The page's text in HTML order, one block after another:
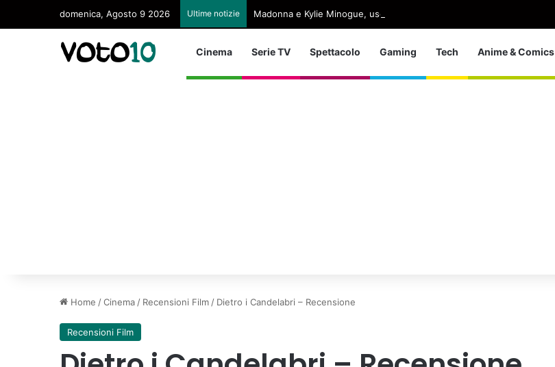
domenica, Agosto 9 2026 Ultime notizie Madonna e Kylie Minogue, uscito Love Sensation (Afterhours Mix)
Cinema Serie TV Spettacolo Gaming Tech Anime & Comics
Home /Cinema / Recensioni Film / Dietro i Candelabri – Recensione
Recensioni Film